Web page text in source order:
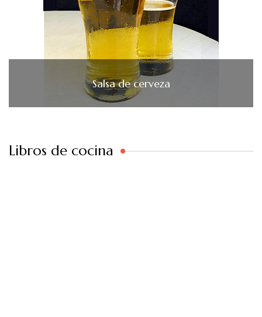
Salsa de cerveza
Libros de cocina